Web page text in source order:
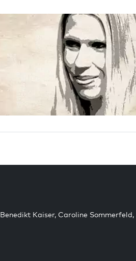
Benedikt Kaiser, Caroline Sommerfeld,